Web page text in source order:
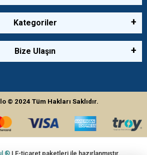
Kategoriler
Bize Ulaşın
© 2024 Tüm Hakları Saklıdır.
® | E-ticaret paketleri ile hazırlanmıştır.